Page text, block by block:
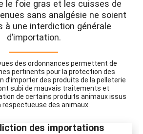
le foie gras et les cuisses de
sans analgésie ne soient
à une interdiction générale
d’importation.
des ordonnances permettent de
pertinents pour la protection des
d’importer des produits de la pelleterie
subi de mauvais traitements et
de certains produits animaux issus
respectueuse des animaux.
des importations